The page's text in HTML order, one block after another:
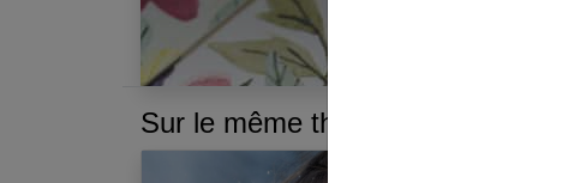
Sur le même thème :